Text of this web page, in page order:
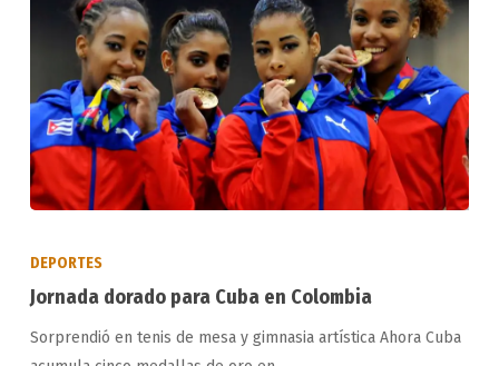
Cuba
en
DEPORTES
Jornada dorado para Cuba en Colombia
Sorprendió en tenis de mesa y gimnasia artística Ahora Cuba